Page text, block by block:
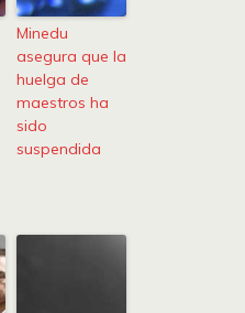
Minedu
asegura que la
huelga de
maestros ha
sido
suspendida